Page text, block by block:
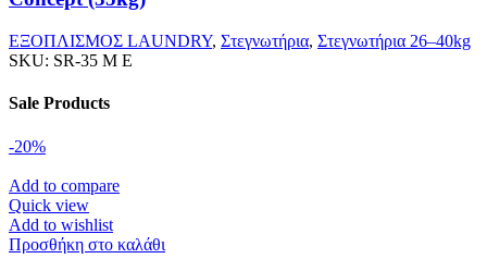
ΕΞΟΠΛΙΣΜΟΣ LAUNDRY, Στεγνωτήρια, Στεγνωτήρια 26–40kg
SKU: SR-35 M E
Sale Products
-20%
Add to compare
Quick view
Add to wishlist
Προσθήκη στο καλάθι